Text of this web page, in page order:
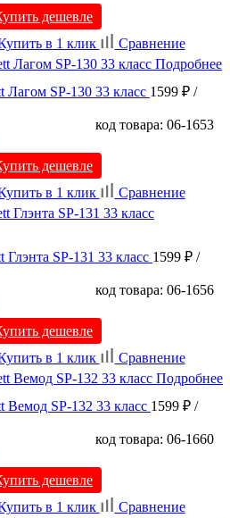
дешевле
в 1 клик
Сравнение
Подробнее
Лагом SP-130 33 класс 1599 ₽ /
код товара: 06-1653
дешевле
в 1 клик
Сравнение
SP-131 33 класс 1599 ₽ /
код товара: 06-1656
дешевле
в 1 клик
Сравнение
Подробнее
Вемод SP-132 33 класс 1599 ₽ /
код товара: 06-1660
дешевле
в 1 клик
Сравнение